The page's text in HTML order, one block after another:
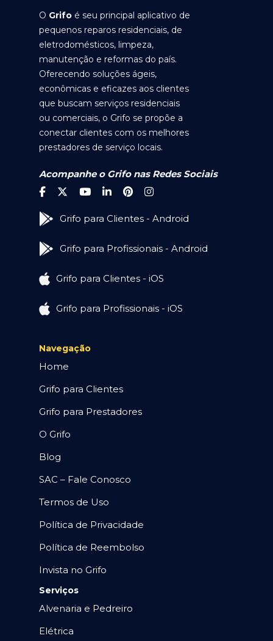
O Grifo é seu principal aplicativo de
pequenos reparos residenciais, de
eletrodomésticos, limpeza,
manutenção e reformas do país.
Oferecendo soluções ágeis,
econômicas e eficazes aos clientes
que buscam serviços residenciais
ou comerciais, o Grifo se propõe a
conectar clientes com os melhores
prestadores de serviço locais.
Acompanhe o Grifo nas Redes Sociais
Grifo para Clientes - Android
Grifo para Profissionais - Android
Grifo para Clientes - iOS
Grifo para Profissionais - iOS
Navegação
Home
Grifo para Clientes
Grifo para Prestadores
O Grifo
Blog
SAC – Fale Conosco
Termos de Uso
Política de Privacidade
Política de Reembolso
Invista no Grifo
Serviços
Alvenaria e Pedreiro
Elétrica